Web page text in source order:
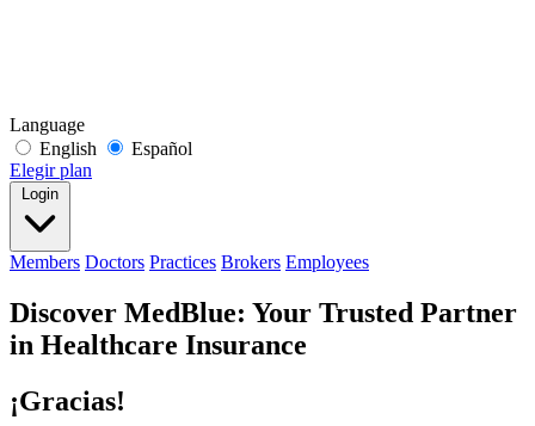
Language
English
Español
Elegir plan
Login
Members Doctors Practices Brokers Employees
Discover MedBlue: Your Trusted Partner
in Healthcare Insurance
¡Gracias!